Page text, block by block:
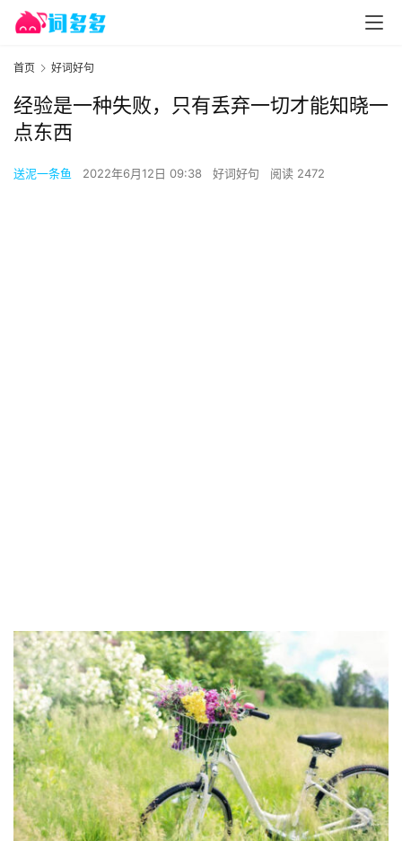
首页 好词好句
经验是一种失败，只有丢弃一切才能知晓一
点东西
送泥一条鱼 2022年6月12日 09:38 好词好句 阅读 2472